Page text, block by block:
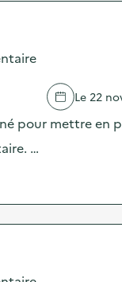
Le 22
pour mettre en
…